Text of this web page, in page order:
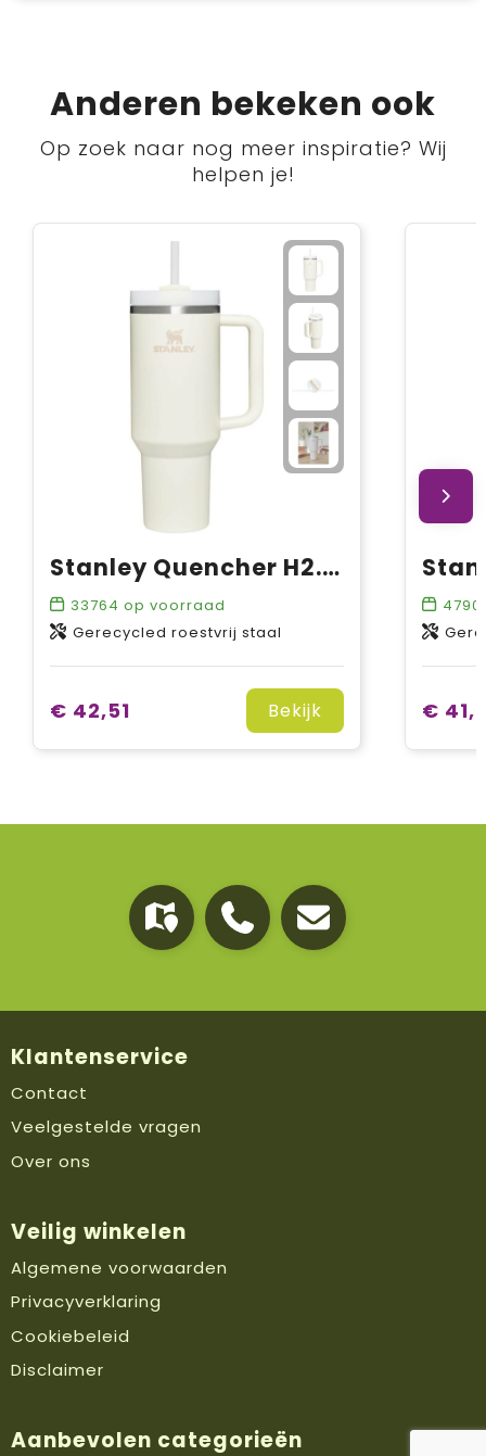
Anderen bekeken ook
Op zoek naar nog meer inspiratie? Wij
helpen je!
Stanley Quencher H2.0 1200 ml beker
33764 op voorraad
Gerecycled roestvrij staal
€ 42,51 Bekijk
4790
€
Klantenservice
Contact
Veelgestelde vragen
Over ons
Veilig winkelen
Algemene voorwaarden
Privacyverklaring
Cookiebeleid
Disclaimer
Aanbevolen categorieën